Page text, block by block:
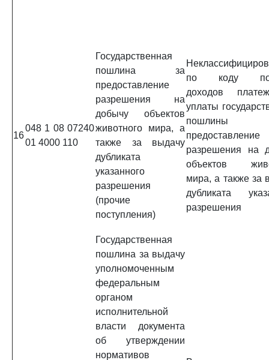
16
048 1 08 07240
01 4000 110
Государственная
пошлина за
предоставление
разрешения на
добычу объектов
животного мира, а
также за выдачу
дубликата
указанного
разрешения
(прочие
поступления)
по коду
доходов
уплаты
предоставление
разрешения на
объектов
мира, а также за
дубликата
разрешения
Государственная
пошлина за выдачу
уполномоченным
федеральным
органом
исполнительной
власти документа
об утверждении
нормативов